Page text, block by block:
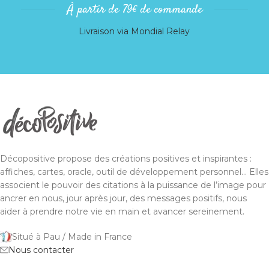
À partir de 79€ de commande
Livraison via Mondial Relay
Décopositive propose des créations positives et inspirantes :
affiches, cartes, oracle, outil de développement personnel... Elles
associent le pouvoir des citations à la puissance de l’image pour
ancrer en nous, jour après jour, des messages positifs, nous
aider à prendre notre vie en main et avancer sereinement.
Situé à Pau / Made in France
Nous contacter